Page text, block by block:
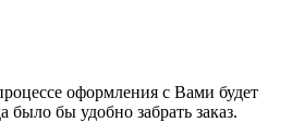
оформления с Вами будет
было бы удобно забрать заказ.